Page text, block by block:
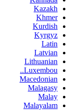
Kazakh
Khmer
Kurdish
Kyrgyz
Latin
Latvian
Lithuanian
Luxembou..
Macedonian
Malagasy
Malay
Malayalam